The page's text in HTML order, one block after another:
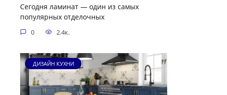
Сегодня ламинат — один из самых
популярных отделочных
0 2.4к.
ДИЗАЙН КУХНИ